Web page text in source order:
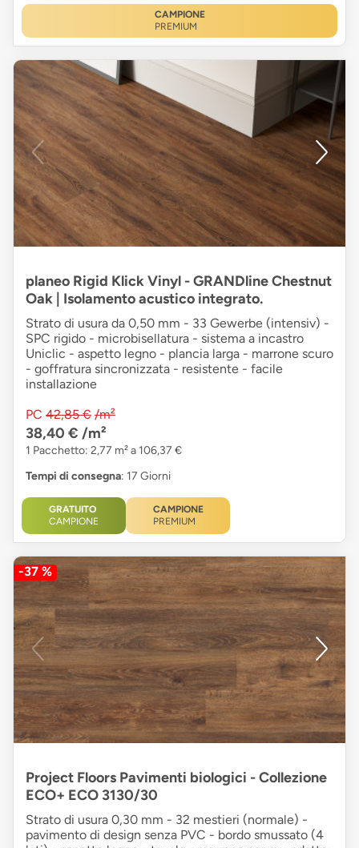
CAMPIONE
PREMIUM
planeo Rigid Klick Vinyl - GRANDline Chestnut
Oak | Isolamento acustico integrato.
Strato di usura da 0,50 mm - 33 Gewerbe (intensiv) -
SPC rigido - microbisellatura - sistema a incastro
Uniclic - aspetto legno - plancia larga - marrone scuro
- goffratura sincronizzata - resistente - facile
installazione
PC 42,85 € /m²
38,40 € /m²
1 Pacchetto: 2,77 m² a 106,37 €
Tempi di consegna: 17 Giorni
GRATUITO
CAMPIONE
CAMPIONE
PREMIUM
-37 %
Project Floors Pavimenti biologici - Collezione
ECO+ ECO 3130/30
Strato di usura 0,30 mm - 32 mestieri (normale) -
pavimento di design senza PVC - bordo smussato (4